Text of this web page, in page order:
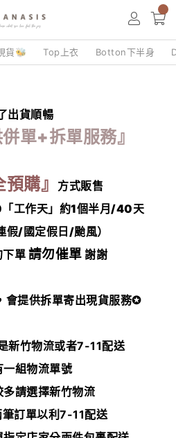
貨🐝 Top上衣 Botton下半身
出貨順暢
併單+拆單服務』
購』
方式販售
工作天」約1個半月/40天
假/國定假日/颱風）
下單 請勿催單 謝謝
提供拆單寄出現貨服務✪
新竹物流或者7-11配送
一組物流單號
多請選擇新竹物流
筆訂單以利7-11配送